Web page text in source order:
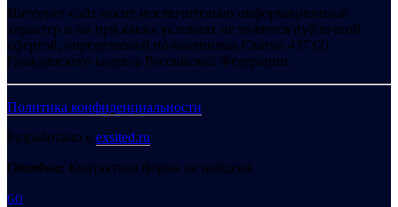
Интернет-сайт носит исключительно информационный
характер и ни при каких условиях не является публичной
офертой, определяемой положениями Статьи 437 (2)
Гражданского кодекса Российской Федерации.
Политика конфиденциальности
Разработано в exsited.ru
Ошибка: Контактная форма не найдена.
GO